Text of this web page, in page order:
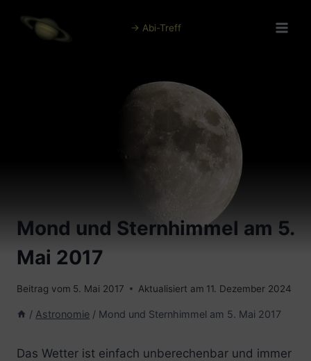
Inhalt
→ Abi-Treff
Mond und Sternhimmel am 5.
Mai 2017
Beitrag vom 5. Mai 2017 Aktualisiert am 11. Dezember 2024
/ Astronomie / Mond und Sternhimmel am 5. Mai 2017
Das Wetter ist einfach unberechenbar und immer